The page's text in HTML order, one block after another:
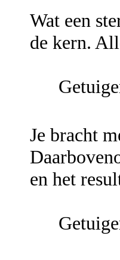
Wat een
de kern.
Je bracht
en het